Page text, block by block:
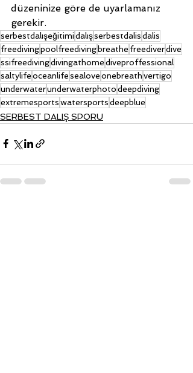
düzeninize göre de uyarlamanız
gerekir.
serbestdalışeğitimidalışserbestdalisdalis
freedivingpoolfreediving breathe freediverdive
ssifreedivingdivingathomediveproffessional
saltylifeoceanlifesealoveonebreathvertigo
underwaterunderwaterphotodeepdiving
extremesportswatersportsdeepblue
SERBEST DALIŞ SPORU